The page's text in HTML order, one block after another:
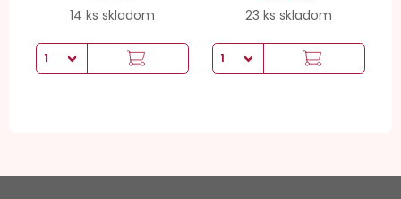
14 ks skladom
23 ks skladom